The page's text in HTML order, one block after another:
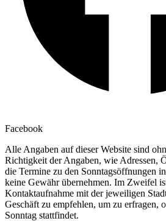
Facebook
Alle Angaben auf dieser Website sind
Richtigkeit der Angaben, wie Adressen,
die Termine zu den Sonntagsöffnungen
keine Gewähr übernehmen. Im Zweifel
Kontaktaufnahme mit der jeweiligen
Geschäft zu empfehlen, um zu erfragen,
Sonntag stattfindet.